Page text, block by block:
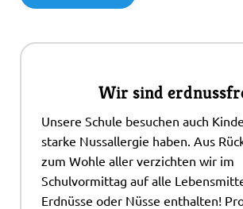
Wir sind
Unsere Schule besuchen auch
starke Nussallergie haben. Aus
zum Wohle aller verzichten wir im
Schulvormittag auf alle
Erdnüsse oder Nüsse enthalten!